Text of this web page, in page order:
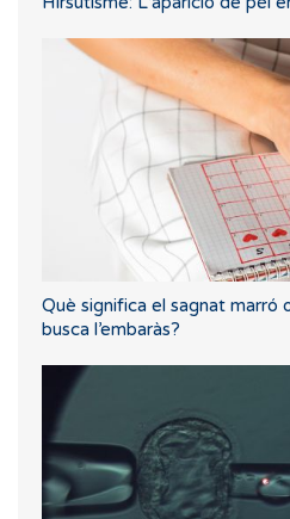
Què significa el sagnat marró
busca l’embaràs?